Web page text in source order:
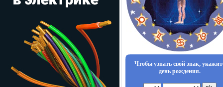
Чтобы узнать свой знак,
день рождения.